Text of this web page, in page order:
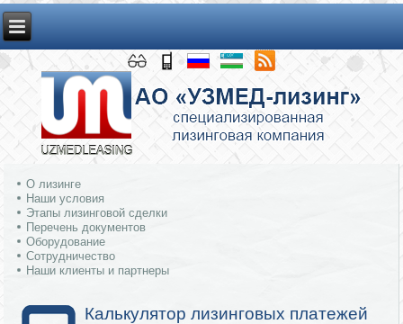
О лизинге
Наши условия
Этапы лизинговой сделки
Перечень документов
Оборудование
Сотрудничество
Наши клиенты и партнеры
Калькулятор лизинговых платежей